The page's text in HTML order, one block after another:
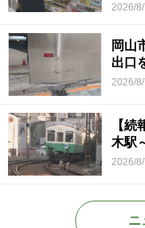
2026/
岡山
出口
2026/
【
木駅
2026/
ニ